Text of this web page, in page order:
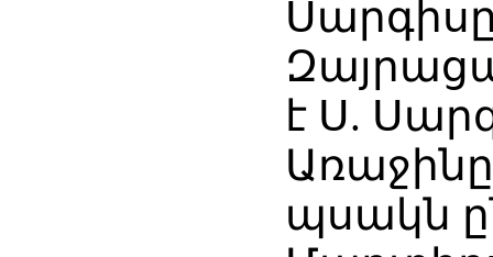
է Ս.
պսակն